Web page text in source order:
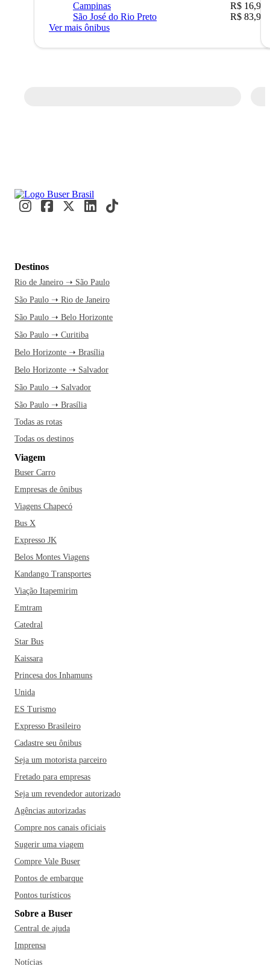
Campinas
R$ 16,90
São José do Rio Preto
R$ 83,90
Ver mais ônibus
Destinos
Rio de Janeiro ➝ São Paulo
São Paulo ➝ Rio de Janeiro
São Paulo ➝ Belo Horizonte
São Paulo ➝ Curitiba
Belo Horizonte ➝ Brasília
Belo Horizonte ➝ Salvador
São Paulo ➝ Salvador
São Paulo ➝ Brasília
Todas as rotas
Todas os destinos
Viagem
Buser Carro
Empresas de ônibus
Viagens Chapecó
Bus X
Expresso JK
Belos Montes Viagens
Kandango Transportes
Viação Itapemirim
Emtram
Catedral
Star Bus
Kaissara
Princesa dos Inhamuns
Unida
ES Turismo
Expresso Brasileiro
Cadastre seu ônibus
Seja um motorista parceiro
Fretado para empresas
Seja um revendedor autorizado
Agências autorizadas
Compre nos canais oficiais
Sugerir uma viagem
Compre Vale Buser
Pontos de embarque
Pontos turísticos
Sobre a Buser
Central de ajuda
Imprensa
Notícias